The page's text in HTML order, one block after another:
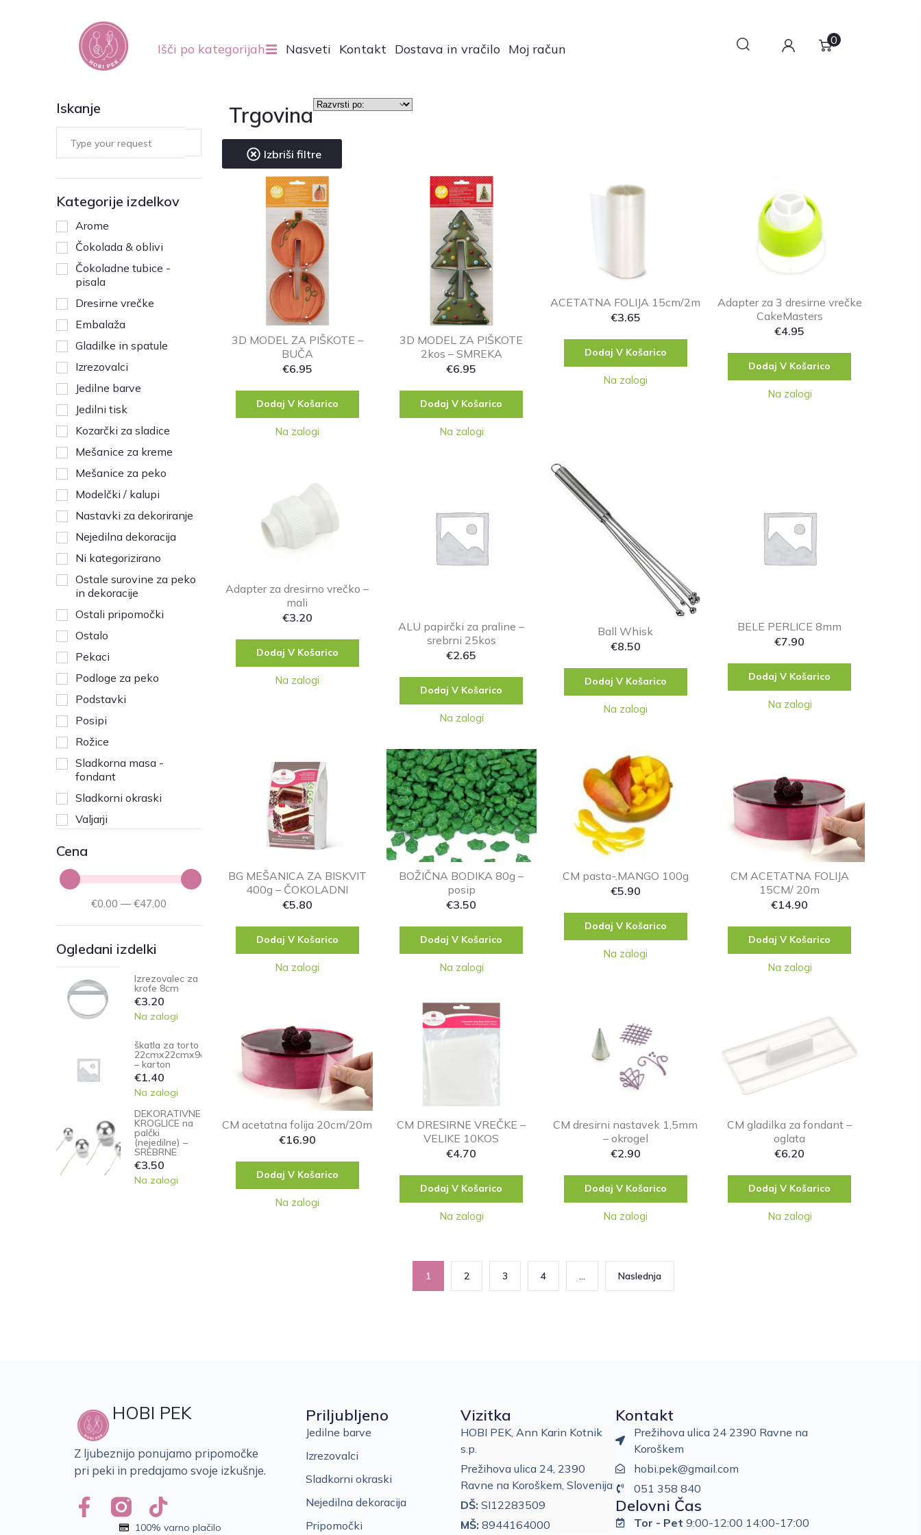
Išči po kategorijah Nasveti Kontakt Dostava in vračilo Moj račun
0
Iskanje
Kategorije izdelkov
Arome
Čokolada & oblivi
Čokoladne tubice -
pisala
Dresirne vrečke
Embalaža
Gladilke in spatule
Izrezovalci
Jedilne barve
Jedilni tisk
Kozarčki za sladice
Mešanice za kreme
Mešanice za peko
Modelčki / kalupi
Nastavki za dekoriranje
Nejedilna dekoracija
Ni kategorizirano
Ostale surovine za peko
in dekoracije
Ostali pripomočki
Ostalo
Pekaci
Podloge za peko
Podstavki
Posipi
Rožice
Sladkorna masa -
fondant
Sladkorni okraski
Valjarji
Cena
€0.00 —€47.00
Ogledani izdelki
Izrezovalec za
krofe 8cm
€3.20
Na zalogi
škatla za torto
22cmx22cmx9cm
– karton
€1.40
Na zalogi
DEKORATIVNE
KROGLICE na
palčki
(nejedilne) –
SREBRNE
€3.50
Na zalogi
Trgovina
Izbriši filtre
Na zalogi
3D MODEL ZA PIŠKOTE –
BUČA
€6.95
Dodaj V Košarico
Na zalogi
3D MODEL ZA PIŠKOTE
2kos – SMREKA
€6.95
Dodaj V Košarico
Na zalogi
ACETATNA FOLIJA 15cm/2m
€3.65
Dodaj V Košarico
Na zalogi
Adapter za 3 dresirne vrečke
CakeMasters
€4.95
Dodaj V Košarico
Na zalogi
Adapter za dresirno vrečko –
mali
€3.20
Dodaj V Košarico
Na zalogi
ALU papirčki za praline –
srebrni 25kos
€2.65
Dodaj V Košarico
Na zalogi
Ball Whisk
€8.50
Dodaj V Košarico
Na zalogi
BELE PERLICE 8mm
€7.90
Dodaj V Košarico
Na zalogi
BG MEŠANICA ZA BISKVIT
400g – ČOKOLADNI
€5.80
Dodaj V Košarico
Na zalogi
BOŽIČNA BODIKA 80g –
posip
€3.50
Dodaj V Košarico
Na zalogi
CM pasta-.MANGO 100g
€5.90
Dodaj V Košarico
Na zalogi
CM ACETATNA FOLIJA
15CM/ 20m
€14.90
Dodaj V Košarico
Na zalogi
CM acetatna folija 20cm/20m
€16.90
Dodaj V Košarico
Na zalogi
CM DRESIRNE VREČKE –
VELIKE 10KOS
€4.70
Dodaj V Košarico
Na zalogi
CM dresirni nastavek 1,5mm
– okrogel
€2.90
Dodaj V Košarico
Na zalogi
CM gladilka za fondant –
oglata
€6.20
Dodaj V Košarico
1 2 3 4 … Naslednja
HOBI PEK
Z ljubeznijo ponujamo pripomočke
pri peki in predajamo svoje izkušnje.
100% varno plačilo
Priljubljeno
Jedilne barve
Izrezovalci
Sladkorni okraski
Nejedilna dekoracija
Pripomočki
Vizitka
HOBI PEK, Ann Karin Kotnik
s.p.
Prežihova ulica 24, 2390
Ravne na Koroškem, Slovenija
DŠ: SI12283509
MŠ: 8944164000
Kontakt
Prežihova ulica 24 2390 Ravne na
Koroškem
hobi.pek@gmail.com
051 358 840
Delovni Čas
Tor - Pet 9:00-12:00 14:00-17:00